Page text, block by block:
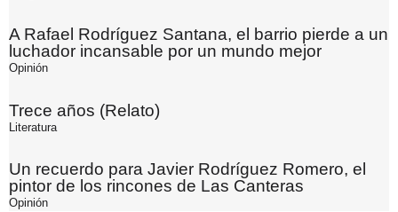
A Rafael Rodríguez Santana, el barrio pierde a un
luchador incansable por un mundo mejor
Opinión
Trece años (Relato)
Literatura
Un recuerdo para Javier Rodríguez Romero, el
pintor de los rincones de Las Canteras
Opinión